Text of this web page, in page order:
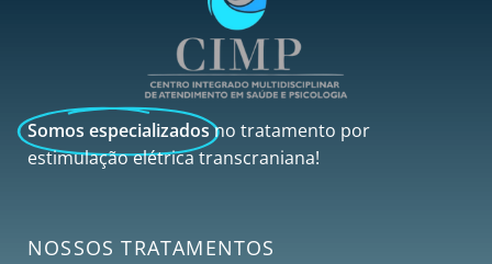
Somos especializadosno tratamento por
estimulação elétrica transcraniana!
NOSSOS TRATAMENTOS